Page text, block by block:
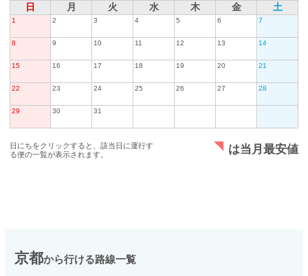
日
月 火 水 木 金 土
1 2 3 4 5 6 7
8 9 10 11 12 13 14
15 16 17 18 19 20 21
22 23 24 25 26 27 28
29 30 31
日にちをクリックすると、該当日に運行す
る便の一覧が表示されます。
は当月最安値
京都から行ける路線一覧